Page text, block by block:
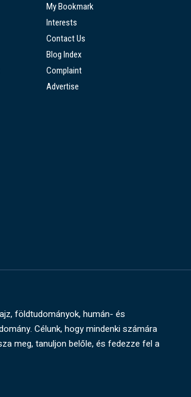
My Bookmark
Interests
Contact Us
Blog Index
Complaint
Advertise
földtudományok, humán- és
Célunk, hogy mindenki számára
meg, tanuljon belőle, és fedezze fel a